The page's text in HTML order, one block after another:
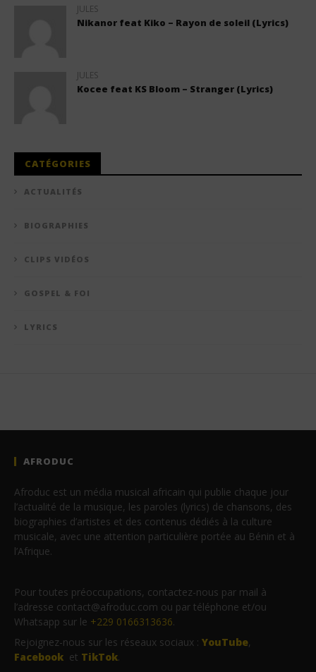
JULES
Nikanor feat Kiko – Rayon de soleil (Lyrics)
JULES
Kocee feat KS Bloom – Stranger (Lyrics)
CATÉGORIES
ACTUALITÉS
BIOGRAPHIES
CLIPS VIDÉOS
GOSPEL & FOI
LYRICS
AFRODUC
Afroduc est un média musical africain qui publie chaque jour
l’actualité de la musique, les paroles (lyrics) de chansons, des
biographies d’artistes et des contenus dédiés à la culture
musicale, avec une attention particulière portée au Bénin et à
l’Afrique.
Pour toutes préoccupations, contactez-nous par mail à
l’adresse contact@afroduc.com ou par téléphone et/ou
Whatsapp sur le +229 0166313636.
Rejoignez-nous sur les réseaux sociaux : YouTube,
Facebook et TikTok.